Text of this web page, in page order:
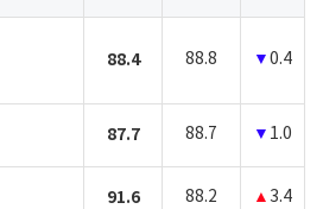
88.4 88.8 ▼0.4
87.7 88.7 ▼ 1.0
91.6 88.2 ▲3.4